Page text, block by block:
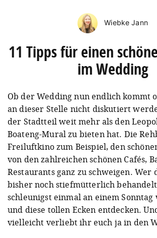
Wiebke Jann
11 Tipps für einen
im Wedding
Ob der Wedding nun endlich kommt
an dieser Stelle nicht diskutiert
der Stadtteil weit mehr als den
Boateng-Mural zu bieten hat. Die
Freiluftkino zum Beispiel, den
von den zahlreichen schönen Cafés,
Restaurants ganz zu schweigen. Wer
bisher noch stiefmütterlich
schleunigst einmal an einem
und diese tollen Ecken entdecken.
vielleicht verliebt ihr euch ja in den